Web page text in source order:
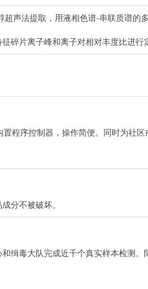
声法提取，用液相色谱-串联质谱的
碎片离子峰和离子对相对丰度比进行
程序控制器，操作简便。同时为社
分不被破坏。
缉毒大队完成近千个真实样本检测